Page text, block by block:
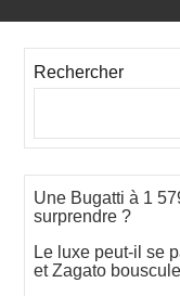
Rechercher
Une Bugatti à 1
surprendre ?
Le luxe peut-il se
et Zagato